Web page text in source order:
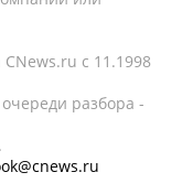
c 11.1998
разбора -